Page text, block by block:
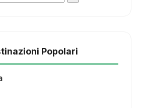
Popolari